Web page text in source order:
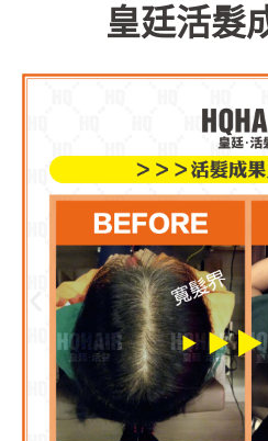
皇廷活髮